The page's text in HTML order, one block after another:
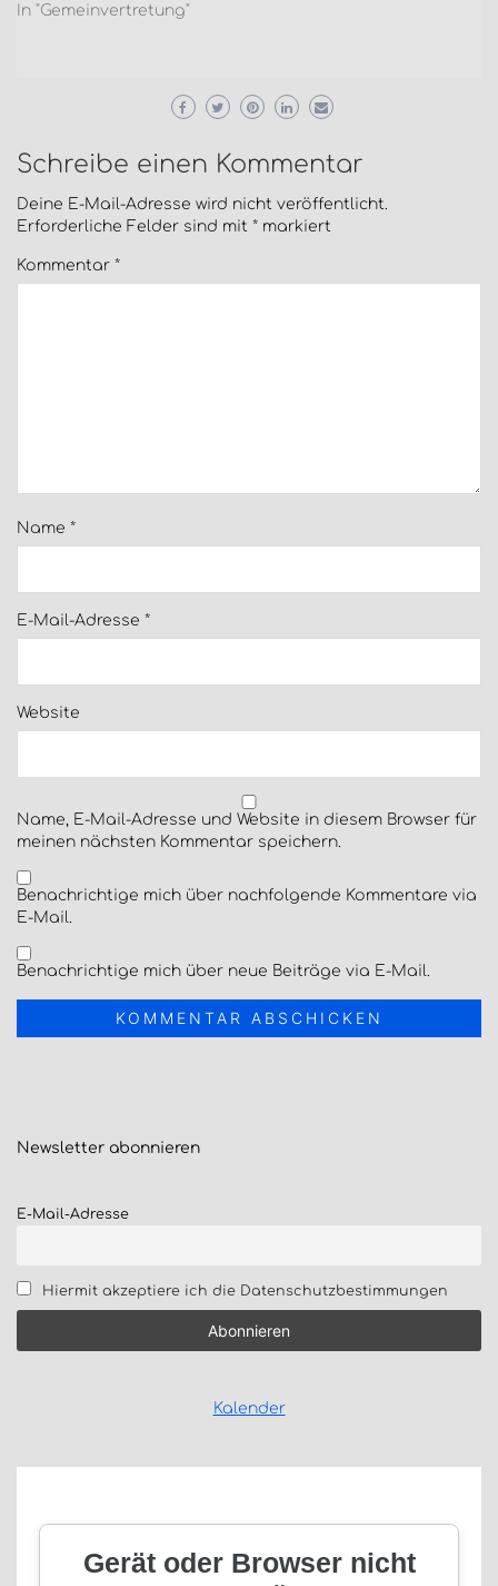
In "Gemeinvertretung"
Schreibe einen Kommentar
Deine E-Mail-Adresse wird nicht veröffentlicht.
Erforderliche Felder sind mit * markiert
Kommentar *
Name *
E-Mail-Adresse *
Website
Name, E-Mail-Adresse und Website in diesem Browser für
meinen nächsten Kommentar speichern.
Benachrichtige mich über nachfolgende Kommentare via
E-Mail.
Benachrichtige mich über neue Beiträge via E-Mail.
Newsletter abonnieren
E-Mail-Adresse
Hiermit akzeptiere ich die Datenschutzbestimmungen
Kalender